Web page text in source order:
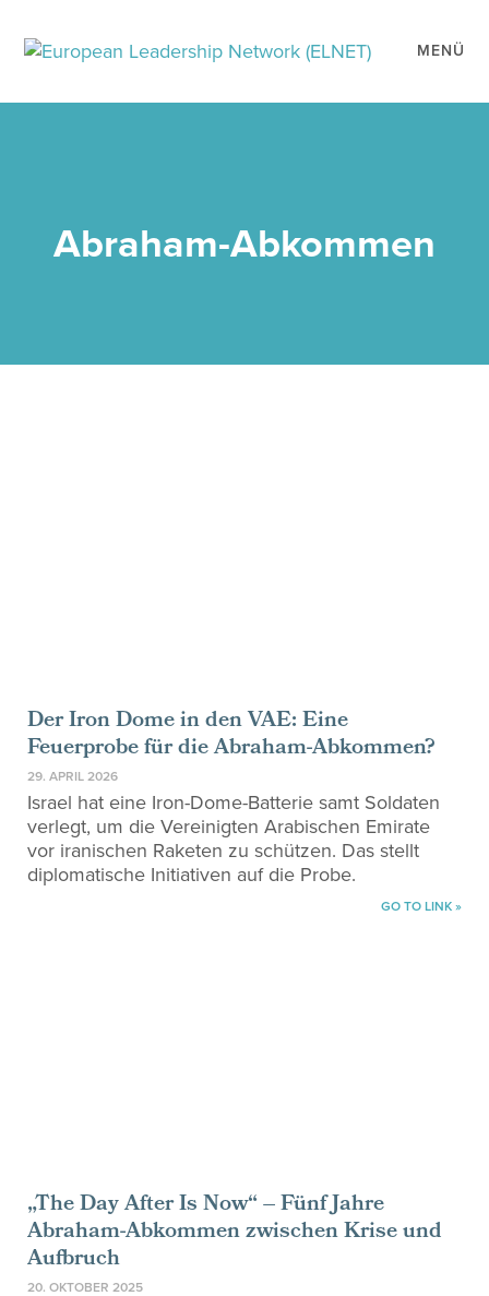
MENÜ
Abraham-Abkommen
Der Iron Dome in den VAE: Eine
Feuerprobe für die Abraham-Abkommen?
29. APRIL 2026
Israel hat eine Iron-Dome-Batterie samt Soldaten
verlegt, um die Vereinigten Arabischen Emirate
vor iranischen Raketen zu schützen. Das stellt
diplomatische Initiativen auf die Probe.
GO TO LINK »
„The Day After Is Now“ – Fünf Jahre
Abraham-Abkommen zwischen Krise und
Aufbruch
20. OKTOBER 2025